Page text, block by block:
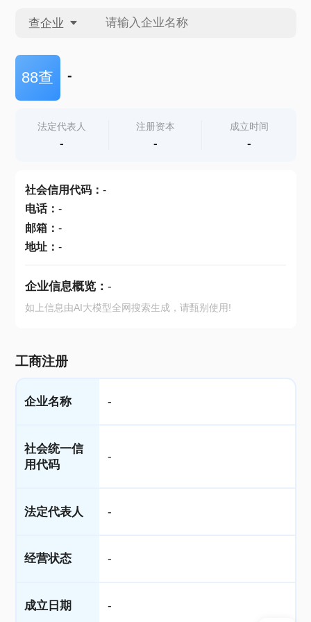
查企业
查企业
查产地
88查 -
法定代表人
-
注册资本
-
成立时间
-
社会信用代码： -
电话： -
邮箱： -
地址： -
企业信息概览： -
如上信息由AI大模型全网搜索生成，请甄别使用!
工商注册
企业名称 -
社会统一信
用代码
-
法定代表人 -
经营状态 -
成立日期 -